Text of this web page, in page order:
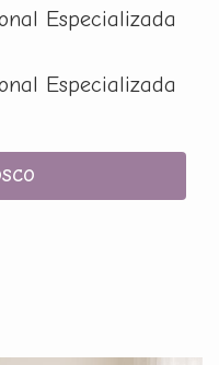
Especializada
Especializada